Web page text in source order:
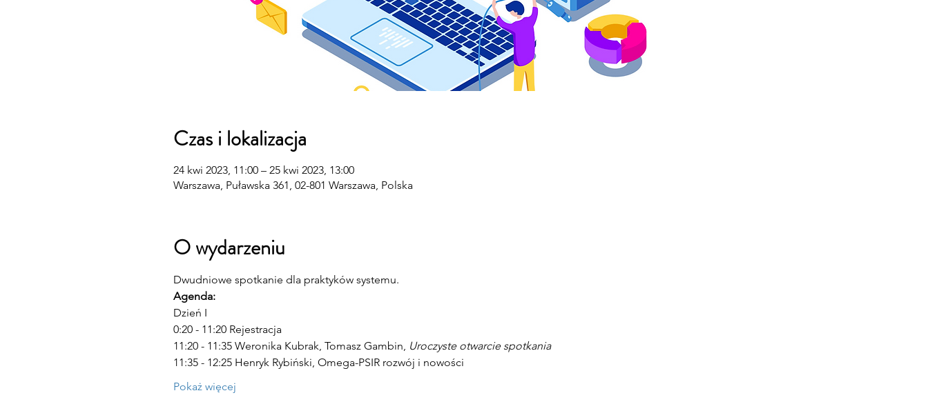
Czas i lokalizacja
24 kwi 2023, 11:00 – 25 kwi 2023, 13:00
Warszawa, Puławska 361, 02-801 Warszawa, Polska
O wydarzeniu
Dwudniowe spotkanie dla praktyków systemu.
Agenda:
Dzień I
0:20 - 11:20 Rejestracja
11:20 - 11:35 Weronika Kubrak, Tomasz Gambin, Uroczyste otwarcie spotkania
11:35 - 12:25 Henryk Rybiński, Omega-PSIR rozwój i nowości
Pokaż więcej